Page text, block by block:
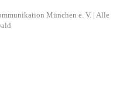
München e. V. | Alle